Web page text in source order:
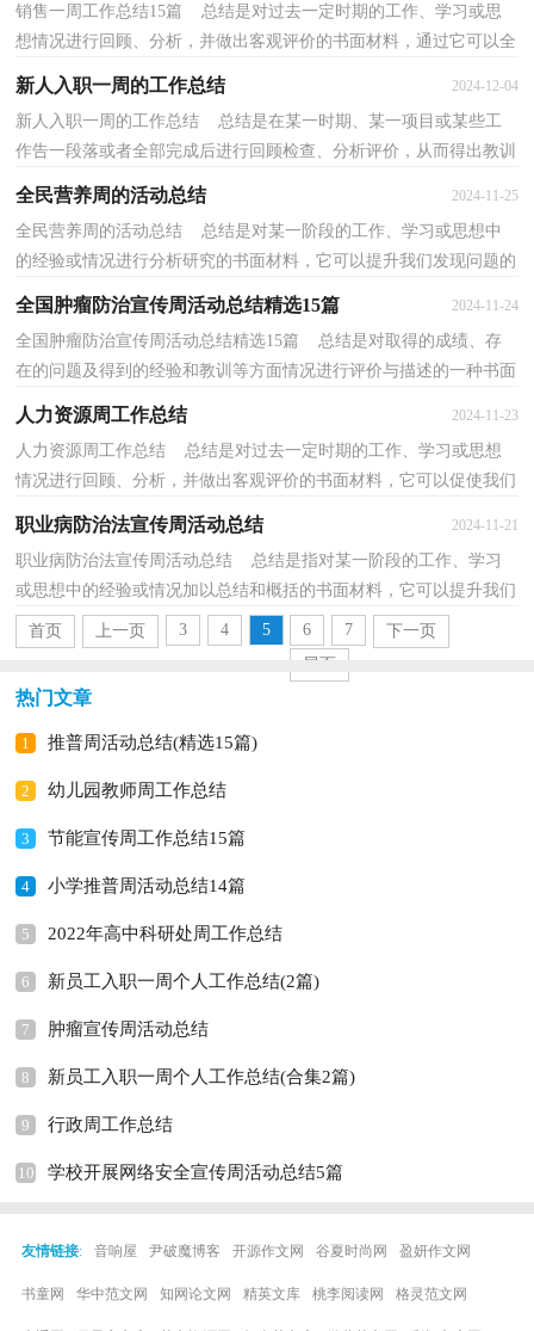
销售一周工作总结15篇 总结是对过去一定时期的工作、学习或思
想情况进行回顾、分析，并做出客观评价的书面材料，通过它可以全
新人入职一周的工作总结 2024-12-04
新人入职一周的工作总结 总结是在某一时期、某一项目或某些工
作告一段落或者全部完成后进行回顾检查、分析评价，从而得出教训
和一些规律性认识的一种书面材料，它是增长才干...
全民营养周的活动总结 2024-11-25
全民营养周的活动总结 总结是对某一阶段的工作、学习或思想中
的经验或情况进行分析研究的书面材料，它可以提升我们发现问题的
能力，让我们好好写一份总结吧。那么如何把总结...
全国肿瘤防治宣传周活动总结精选15篇 2024-11-24
全国肿瘤防治宣传周活动总结精选15篇 总结是对取得的成绩、存
在的问题及得到的经验和教训等方面情况进行评价与描述的一种书面
人力资源周工作总结 2024-11-23
人力资源周工作总结 总结是对过去一定时期的工作、学习或思想
情况进行回顾、分析，并做出客观评价的书面材料，它可以促使我们
职业病防治法宣传周活动总结 2024-11-21
职业病防治法宣传周活动总结 总结是指对某一阶段的工作、学习
或思想中的经验或情况加以总结和概括的书面材料，它可以提升我们
发现问题的能力，因此好好准备一份总结吧。总结...
首页 上一页 3 4 5 6 7
下一页
尾页
热门文章
1 推普周活动总结(精选15篇)
2 幼儿园教师周工作总结
3 节能宣传周工作总结15篇
4 小学推普周活动总结14篇
5 2022年高中科研处周工作总结
6 新员工入职一周个人工作总结(2篇)
7 肿瘤宣传周活动总结
8 新员工入职一周个人工作总结(合集2篇)
9 行政周工作总结
10 学校开展网络安全宣传周活动总结5篇
友情链接: 音响屋 尹破魔博客 开源作文网 谷夏时尚网 盈妍作文网
书童网 华中范文网 知网论文网 精英文库 桃李阅读网 格灵范文网